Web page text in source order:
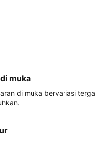
muka
di muka bervariasi